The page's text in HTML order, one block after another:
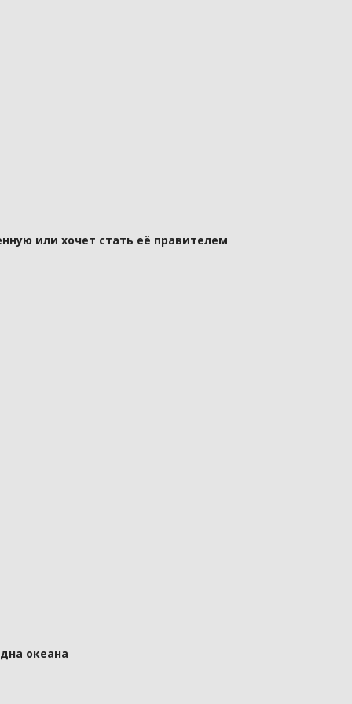
или хочет стать её правителем
океана